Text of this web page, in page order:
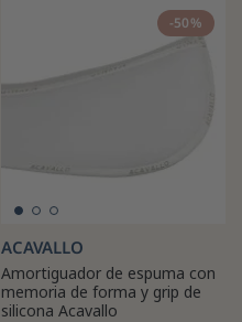
-50%
ACAVALLO
Amortiguador de espuma con
memoria de forma y grip de
silicona Acavallo